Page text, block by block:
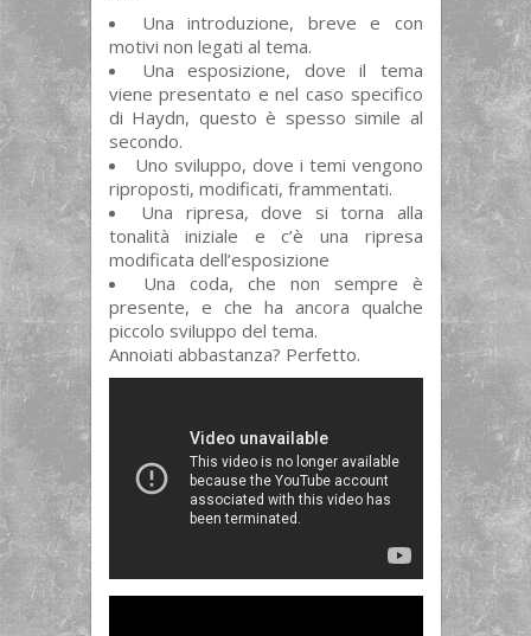
Una introduzione, breve e con
motivi non legati al tema.
Una esposizione, dove il tema
viene presentato e nel caso specifico
di Haydn, questo è spesso simile al
secondo.
Uno sviluppo, dove i temi vengono
riproposti, modificati, frammentati.
Una ripresa, dove si torna alla
tonalità iniziale e c’è una ripresa
modificata dell’esposizione
Una coda, che non sempre è
presente, e che ha ancora qualche
piccolo sviluppo del tema.
Annoiati abbastanza? Perfetto.